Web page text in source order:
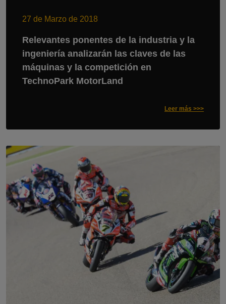
27 de Marzo de 2018
Relevantes ponentes de la industria y la
ingeniería analizarán las claves de las
máquinas y la competición en
TechnoPark MotorLand
Leer más >>>